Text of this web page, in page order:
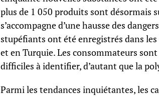
plus de 1 050 produits sont
s’accompagne d’une hausse des
stupéfiants ont été enregistrés dans les
et en Turquie. Les consommateurs
difficiles à identifier, d’autant que la
Parmi les tendances inquiétantes, les